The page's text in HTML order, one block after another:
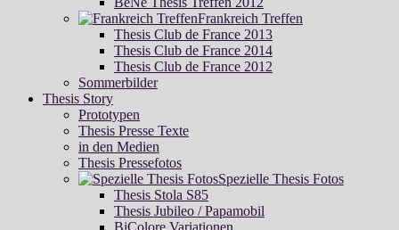
Frankreich Treffen
Thesis Club de France 2013
Thesis Club de France 2014
Thesis Club de France 2012
Sommerbilder
Thesis Story
Prototypen
Thesis Presse Texte
in den Medien
Thesis Pressefotos
Spezielle Thesis Fotos
Thesis Stola S85
Thesis Jubileo / Papamobil
BiColore Variationen